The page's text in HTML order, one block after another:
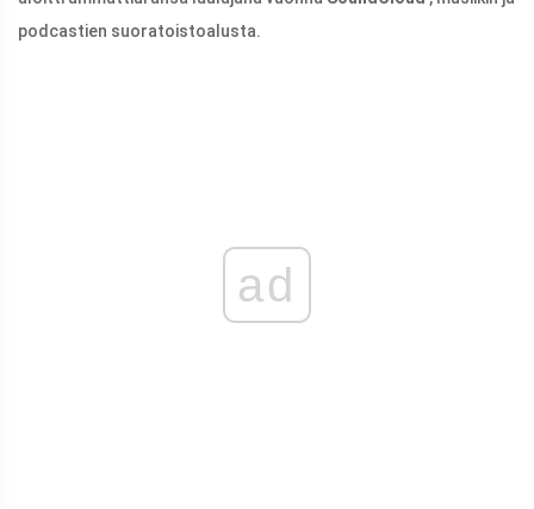
podcastien suoratoistoalusta.
ad